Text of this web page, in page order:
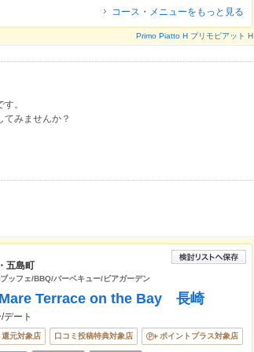
コース・メニューをもっと見る
Primo Piatto H プリモピアット H
。
てみませんか？
五島町
ッフェ/BBQ/バーベキュー/ビアガーデン
Terrace on the Bay 長崎
ート
還元対象店 口コミ投稿特典対象店 ポイントプラス対象店